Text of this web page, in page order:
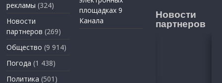
рекламы (324)
Новости
партнеров (269)
Общество (9 914)
Погода (1 438)
Политика (501)
площадках 9
Канала
Новости
партнеров